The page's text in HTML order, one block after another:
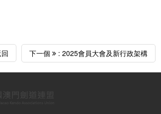
下一個 : 2025會員大會及新行政架構